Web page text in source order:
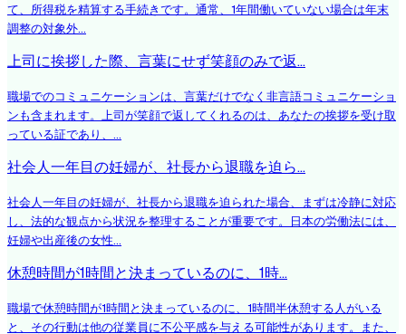
て、所得税を精算する手続きです。通常、1年間働いていない場合は年末
調整の対象外...
上司に挨拶した際、言葉にせず笑顔のみで返...
職場でのコミュニケーションは、言葉だけでなく非言語コミュニケーショ
ンも含まれます。上司が笑顔で返してくれるのは、あなたの挨拶を受け取
っている証であり、...
社会人一年目の妊婦が、社長から退職を迫ら...
社会人一年目の妊婦が、社長から退職を迫られた場合、まずは冷静に対応
し、法的な観点から状況を整理することが重要です。日本の労働法には、
妊婦や出産後の女性...
休憩時間が1時間と決まっているのに、1時...
職場で休憩時間が1時間と決まっているのに、1時間半休憩する人がいる
と、その行動は他の従業員に不公平感を与える可能性があります。また、